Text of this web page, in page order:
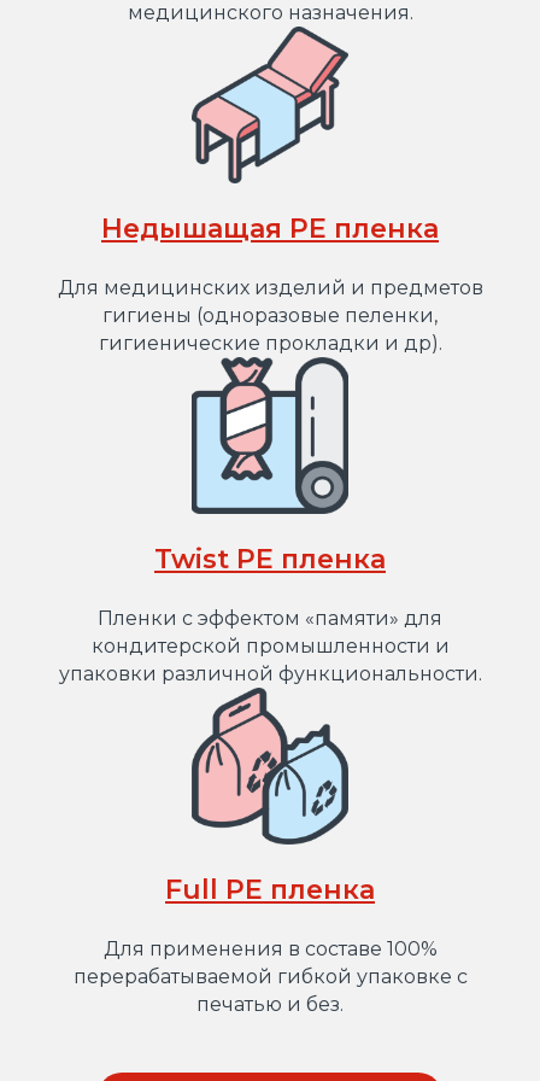
медицинского назначения.
Недышащая PE пленка
Для медицинских изделий и предметов
гигиены (одноразовые пеленки,
гигиенические прокладки и др).
Twist PE пленка
Пленки с эффектом «памяти» для
кондитерской промышленности и
упаковки различной функциональности.
Full PE пленка
Для применения в составе 100%
перерабатываемой гибкой упаковке с
печатью и без.